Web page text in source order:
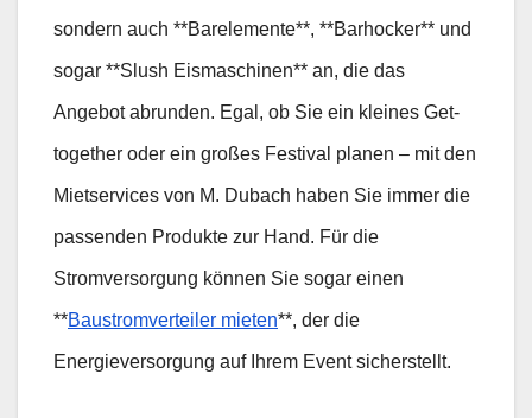
sondern auch **Barelemente**, **Barhocker** und
sogar **Slush Eismaschinen** an, die das
Angebot abrunden. Egal, ob Sie ein kleines Get-
together oder ein großes Festival planen – mit den
Mietservices von M. Dubach haben Sie immer die
passenden Produkte zur Hand. Für die
Stromversorgung können Sie sogar einen
**Baustromverteiler mieten**, der die
Energieversorgung auf Ihrem Event sicherstellt.